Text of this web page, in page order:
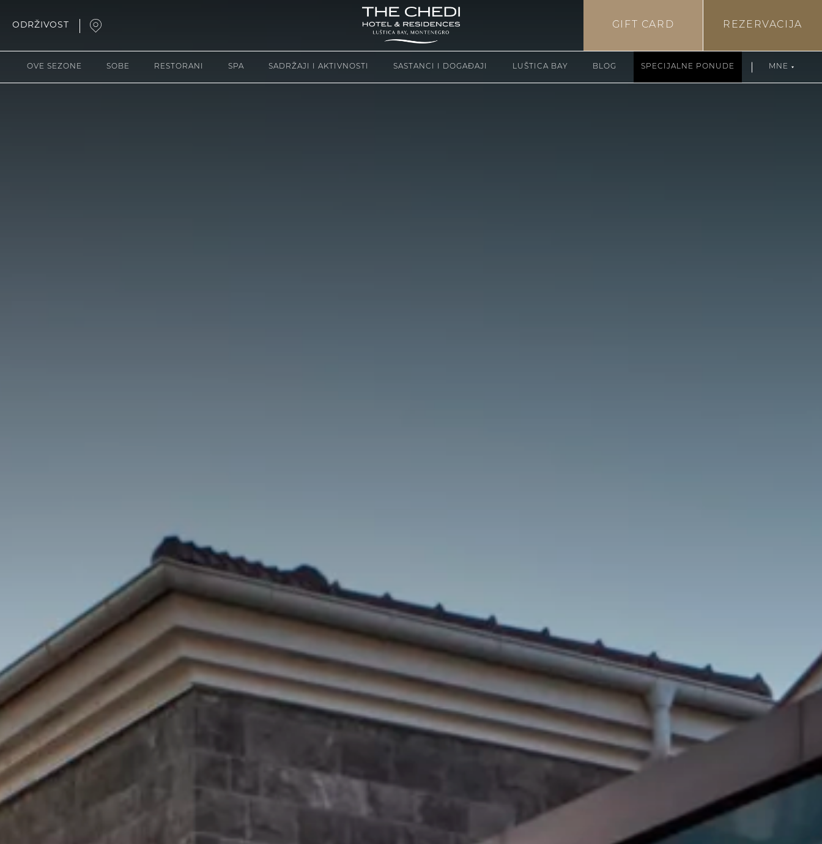
ODRŽIVOST Open
Map
GIFT CARD REZERVACIJA
OVE SEZONE SOBE RESTORANI SPA SADRŽAJI I AKTIVNOSTI SASTANCI I DOGAĐAJI LUŠTICA BAY BLOG SPECIJALNE PONUDE MNE